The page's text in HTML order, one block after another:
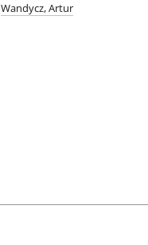
Wandycz, Artur